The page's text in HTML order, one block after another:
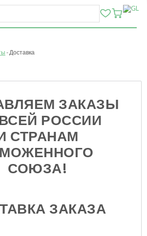
Доставка
ЗАКАЗЫ
РОССИИ
СТРАНАМ
СОЮЗА!
ЗАКАЗА